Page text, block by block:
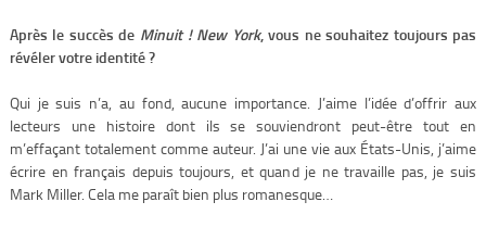
Après le succès de Minuit ! New York, vous ne souhaitez toujours pas
révéler votre identité ?
Qui je suis n’a, au fond, aucune importance. J’aime l’idée d’offrir aux
lecteurs une histoire dont ils se souviendront peut-être tout en
m’effaçant totalement comme auteur. J’ai une vie aux États-Unis, j’aime
écrire en français depuis toujours, et quand je ne travaille pas, je suis
Mark Miller. Cela me paraît bien plus romanesque…